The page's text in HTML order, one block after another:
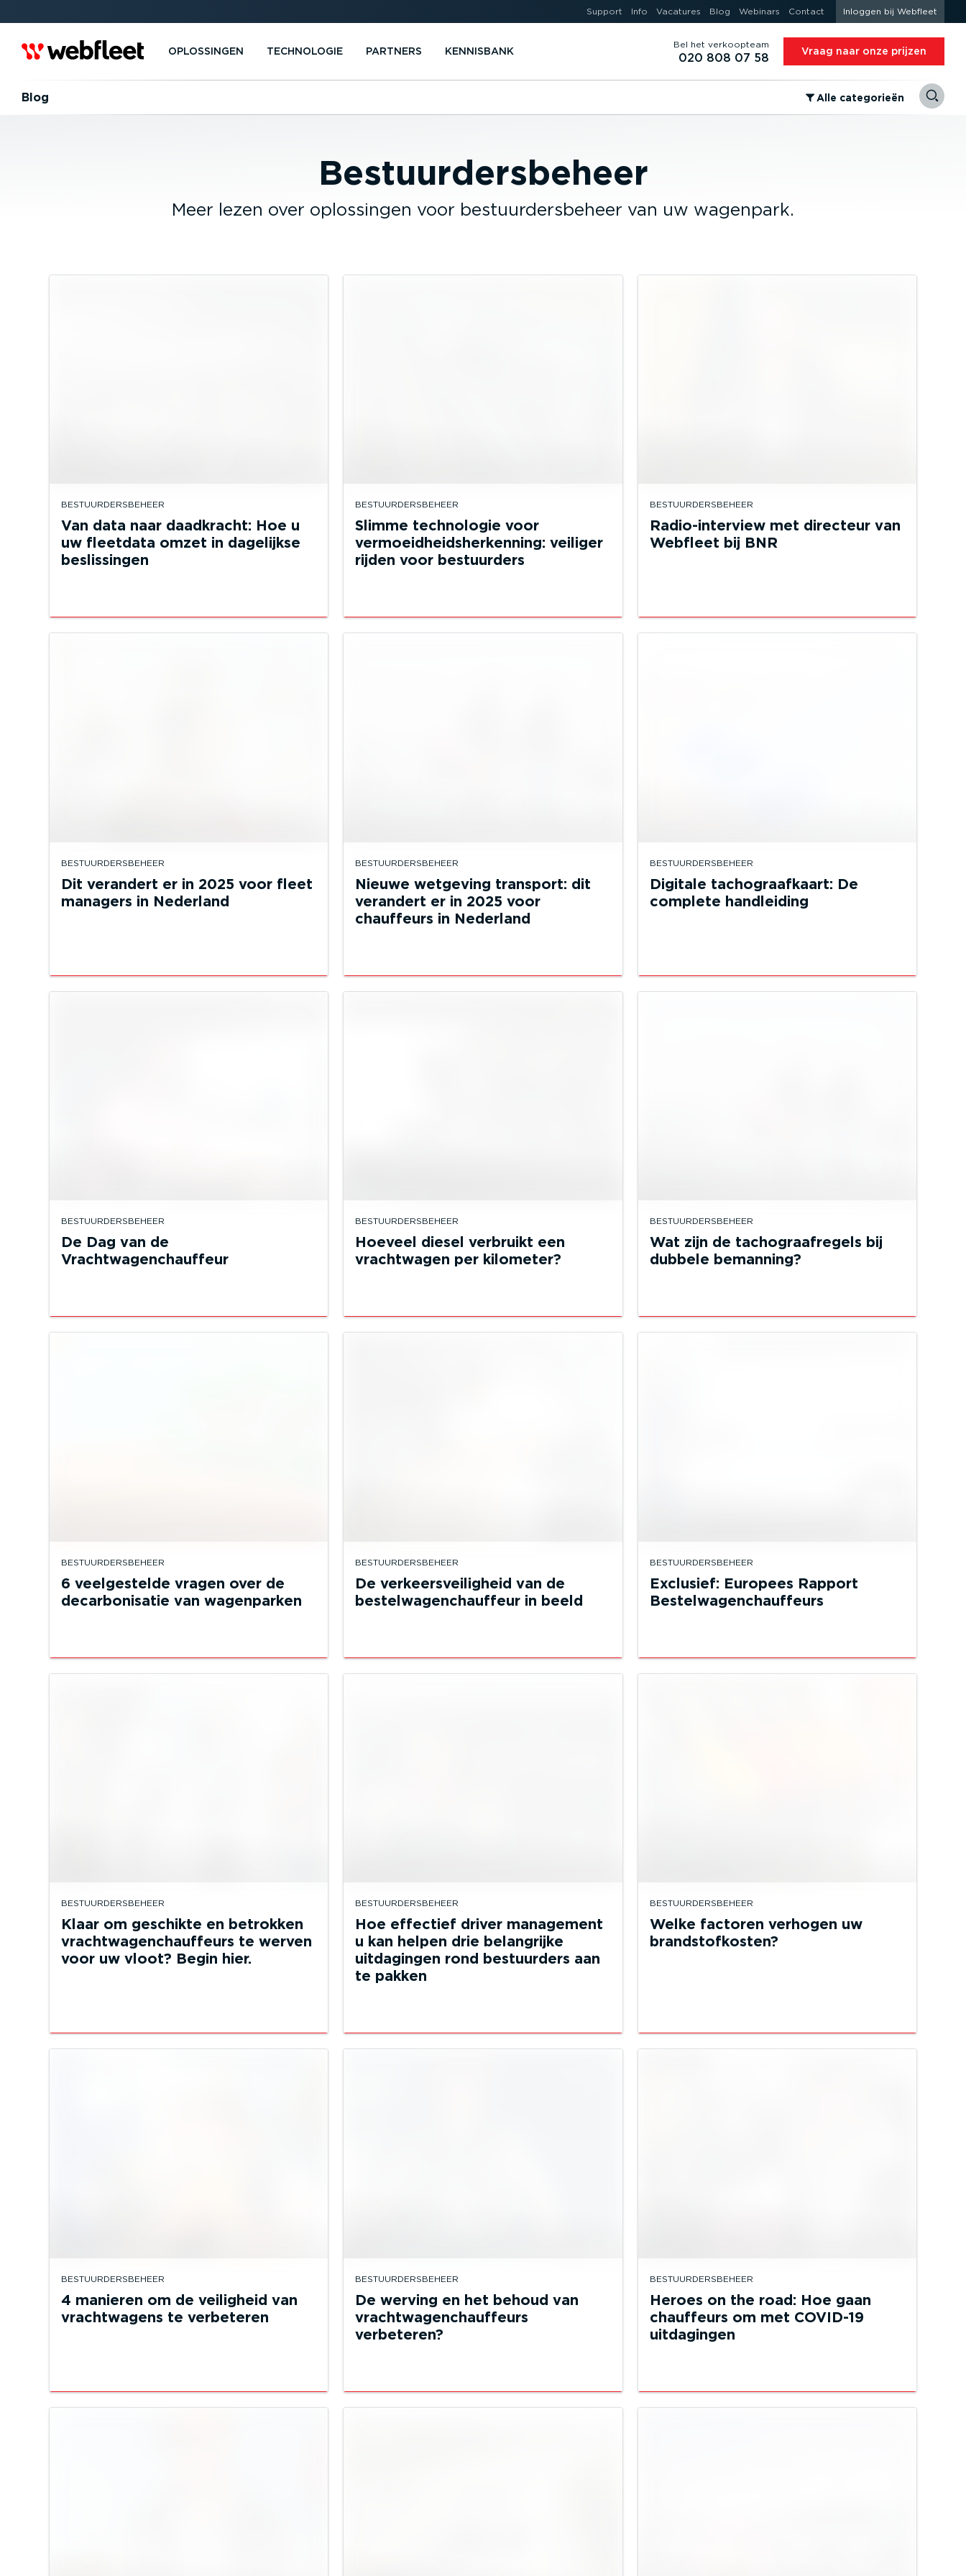
Support Info Vacatures Blog Webinars Contact Inloggen bij Webfleet
OPLOSSINGEN TECHNOLOGIE PARTNERS KENNISBANK
Bel het verkoopteam
020 808 07 58 Vraag naar onze prijzen
Blog ⁠Alle categorieën
Bestuurdersbeheer
Meer lezen over oplossingen voor bestuurdersbeheer van uw wagenpark.
BESTUURDERSBEHEER
Van data naar daadkracht: Hoe u
uw fleetdata omzet in dagelijkse
beslissingen
BESTUURDERSBEHEER
Slimme technologie voor
vermoeidheidsherkenning: veiliger
rijden voor bestuurders
BESTUURDERSBEHEER
Radio-interview met directeur van
Webfleet bij BNR
BESTUURDERSBEHEER
Dit verandert er in 2025 voor fleet
managers in Nederland
BESTUURDERSBEHEER
Nieuwe wetgeving transport: dit
verandert er in 2025 voor
chauffeurs in Nederland
BESTUURDERSBEHEER
Digitale tachograafkaart: De
complete handleiding
BESTUURDERSBEHEER
De Dag van de
Vrachtwagenchauffeur
BESTUURDERSBEHEER
Hoeveel diesel verbruikt een
vrachtwagen per kilometer?
BESTUURDERSBEHEER
Wat zijn de tachograafregels bij
dubbele bemanning?
BESTUURDERSBEHEER
6 veelgestelde vragen over de
decarbonisatie van wagenparken
BESTUURDERSBEHEER
De verkeersveiligheid van de
bestelwagenchauffeur in beeld
BESTUURDERSBEHEER
Exclusief: Europees Rapport
Bestelwagenchauffeurs
BESTUURDERSBEHEER
Klaar om geschikte en betrokken
vrachtwagenchauffeurs te werven
voor uw vloot? Begin hier.
BESTUURDERSBEHEER
Hoe effectief driver management
u kan helpen drie belangrijke
uitdagingen rond bestuurders aan
te pakken
BESTUURDERSBEHEER
Welke factoren verhogen uw
brandstofkosten?
BESTUURDERSBEHEER
4 manieren om de veiligheid van
vrachtwagens te verbeteren
BESTUURDERSBEHEER
De werving en het behoud van
vrachtwagenchauffeurs
verbeteren?
BESTUURDERSBEHEER
Heroes on the road: Hoe gaan
chauffeurs om met COVID-19
uitdagingen